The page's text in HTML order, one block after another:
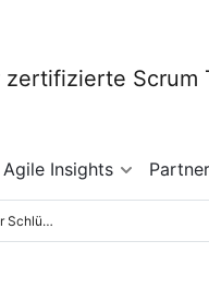
Agile Insights Partner
Das Product Operating Model: Der Schlüssel für Innovation und Agilität